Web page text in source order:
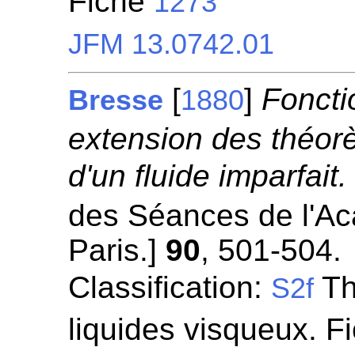
JFM 13.0742.01
Bresse [1880]
extension des
d'un fluide imparfait.
des Séances de
Paris.] 90, 501-504.
Classification: S2f
liquides visqueux.